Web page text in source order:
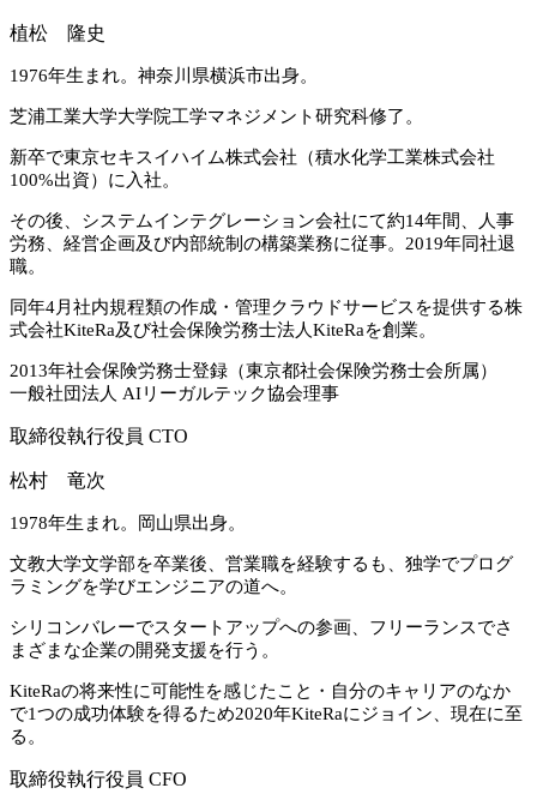
植松 隆史
1976年生まれ。神奈川県横浜市出身。
芝浦工業大学大学院工学マネジメント研究科修了。
新卒で東京セキスイハイム株式会社（積水化学工業株式会社
100%出資）に入社。
その後、システムインテグレーション会社にて約14年間、人事
労務、経営企画及び内部統制の構築業務に従事。2019年同社退
職。
同年4月社内規程類の作成・管理クラウドサービスを提供する株
式会社KiteRa及び社会保険労務士法人KiteRaを創業。
2013年社会保険労務士登録（東京都社会保険労務士会所属）
一般社団法人 AIリーガルテック協会理事
取締役執行役員 CTO
松村 竜次
1978年生まれ。岡山県出身。
文教大学文学部を卒業後、営業職を経験するも、独学でプログ
ラミングを学びエンジニアの道へ。
シリコンバレーでスタートアップへの参画、フリーランスでさ
まざまな企業の開発支援を行う。
KiteRaの将来性に可能性を感じたこと・自分のキャリアのなか
で1つの成功体験を得るため2020年KiteRaにジョイン、現在に至
る。
取締役執行役員 CFO